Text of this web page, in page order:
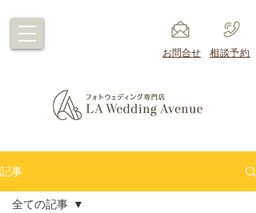
​お問合せ ​相談予約
記事
全ての記事